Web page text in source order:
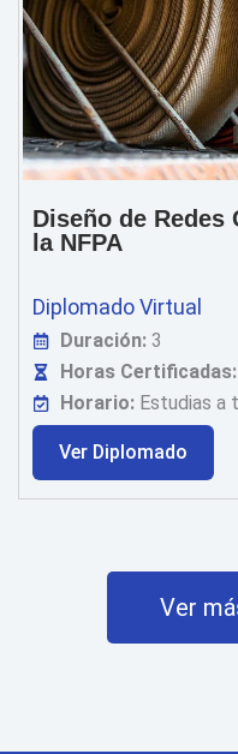
Diseño de Redes
la NFPA
Diplomado Virtual
Duración:3
Horas Certificadas:
Horario:Estudias a
Ver Diplomado
Ver